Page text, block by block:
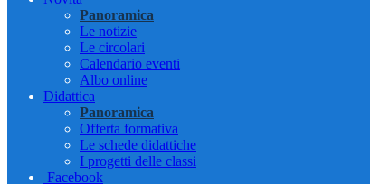
Panoramica
Le notizie
Le circolari
Calendario eventi
Albo online
Didattica
Panoramica
Offerta formativa
Le schede didattiche
I progetti delle classi
Facebook